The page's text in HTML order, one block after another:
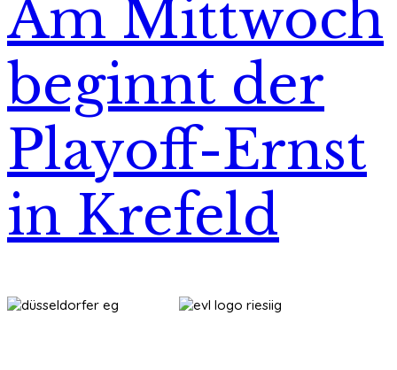
Am Mittwoch
beginnt der
Playoff-Ernst
in Krefeld